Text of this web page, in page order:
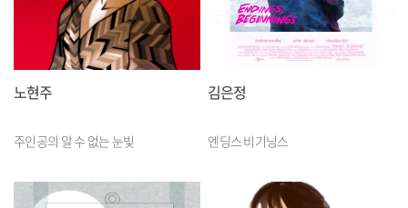
노현주
주인공의 알 수 없는 눈빛
김은정
엔딩스 비기닝스